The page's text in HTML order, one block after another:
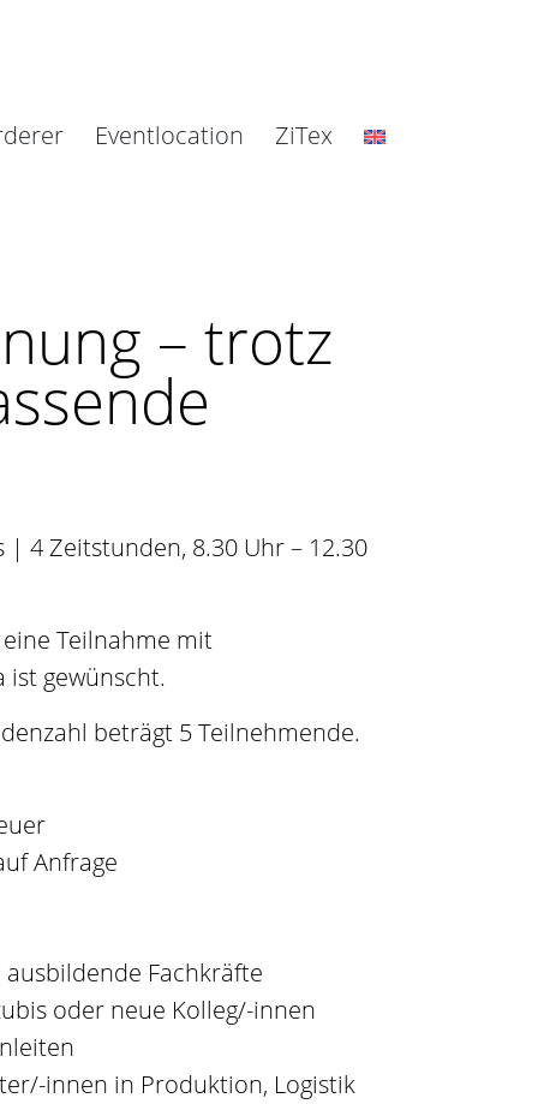
Eventlocation ZiTex
– trotz
| 4 Zeitstunden, 8.30 Uhr – 12.30
Teilnahme mit
ist gewünscht.
beträgt 5 Teilnehmende.
Anfrage
Fachkräfte
oder neue Kolleg/-innen
innen in Produktion, Logistik